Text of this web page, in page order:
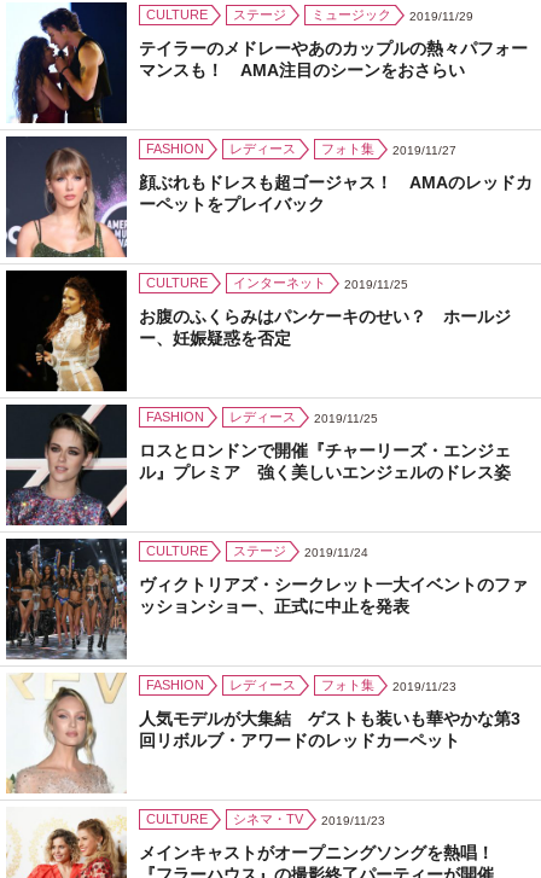
CULTURE ステージ ミュージック 2019/11/29
テイラーのメドレーやあのカップルの熱々パフォー
マンスも！ AMA注目のシーンをおさらい
FASHION レディース フォト集 2019/11/27
顔ぶれもドレスも超ゴージャス！ AMAのレッドカ
ーペットをプレイバック
CULTURE インターネット 2019/11/25
お腹のふくらみはパンケーキのせい？ ホールジ
ー、妊娠疑惑を否定
FASHION レディース 2019/11/25
ロスとロンドンで開催『チャーリーズ・エンジェ
ル』プレミア 強く美しいエンジェルのドレス姿
CULTURE ステージ 2019/11/24
ヴィクトリアズ・シークレット一大イベントのファ
ッションショー、正式に中止を発表
FASHION レディース フォト集 2019/11/23
人気モデルが大集結 ゲストも装いも華やかな第3
回リボルブ・アワードのレッドカーペット
CULTURE シネマ・TV 2019/11/23
メインキャストがオープニングソングを熱唱！